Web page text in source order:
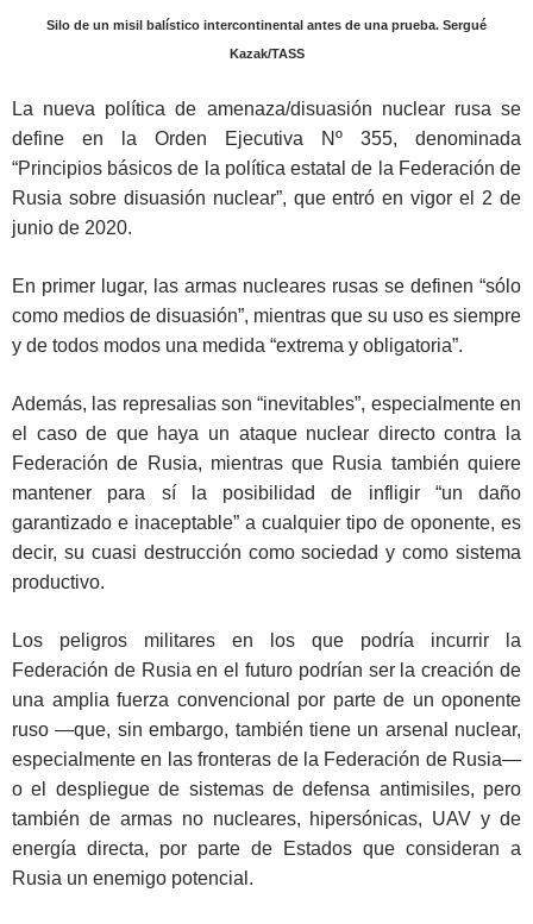
Silo de un misil balístico intercontinental antes de una prueba. Sergué
Kazak/TASS
La nueva política de amenaza/disuasión nuclear rusa se
define en la Orden Ejecutiva Nº 355, denominada
“Principios básicos de la política estatal de la Federación de
Rusia sobre disuasión nuclear”, que entró en vigor el 2 de
junio de 2020.
En primer lugar, las armas nucleares rusas se definen “sólo
como medios de disuasión”, mientras que su uso es siempre
y de todos modos una medida “extrema y obligatoria”.
Además, las represalias son “inevitables”, especialmente en
el caso de que haya un ataque nuclear directo contra la
Federación de Rusia, mientras que Rusia también quiere
mantener para sí la posibilidad de infligir “un daño
garantizado e inaceptable” a cualquier tipo de oponente, es
decir, su cuasi destrucción como sociedad y como sistema
productivo.
Los peligros militares en los que podría incurrir la
Federación de Rusia en el futuro podrían ser la creación de
una amplia fuerza convencional por parte de un oponente
ruso —que, sin embargo, también tiene un arsenal nuclear,
especialmente en las fronteras de la Federación de Rusia—
o el despliegue de sistemas de defensa antimisiles, pero
también de armas no nucleares, hipersónicas, UAV y de
energía directa, por parte de Estados que consideran a
Rusia un enemigo potencial.